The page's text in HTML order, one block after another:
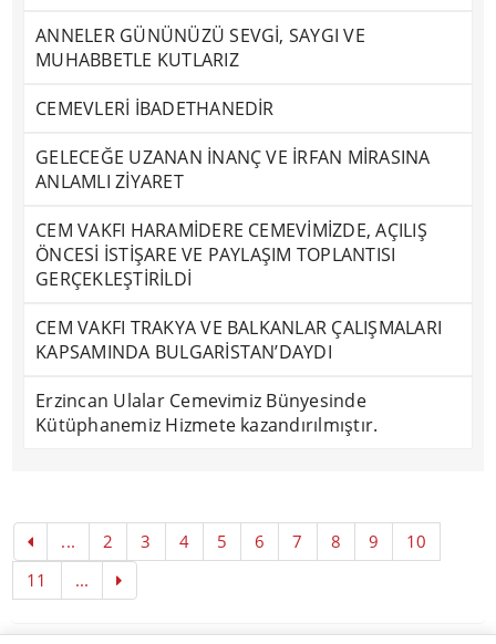
ANNELER GÜNÜNÜZÜ SEVGİ, SAYGI VE
MUHABBETLE KUTLARIZ
CEMEVLERİ İBADETHANEDİR
GELECEĞE UZANAN İNANÇ VE İRFAN MİRASINA
ANLAMLI ZİYARET
CEM VAKFI HARAMİDERE CEMEVİMİZDE, AÇILIŞ
ÖNCESİ İSTİŞARE VE PAYLAŞIM TOPLANTISI
GERÇEKLEŞTİRİLDİ
CEM VAKFI TRAKYA VE BALKANLAR ÇALIŞMALARI
KAPSAMINDA BULGARİSTAN’DAYDI
Erzincan Ulalar Cemevimiz Bünyesinde
Kütüphanemiz Hizmete kazandırılmıştır.
... 2 3 4 5 6 7 8 9
10
11
...